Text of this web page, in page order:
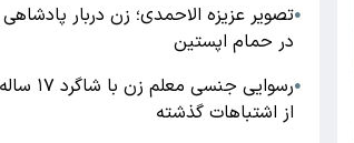
●تصویر عزیزه الاحمدی؛ زن دربار
در حمام اپستین
●
رسوایی
از اشتباهات گذشته